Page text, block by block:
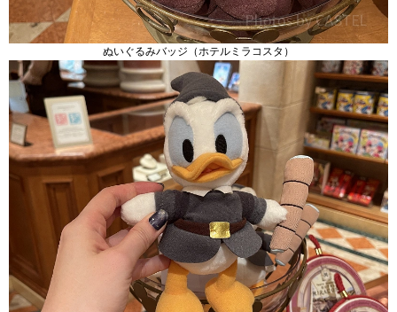
ぬいぐるみバッジ（ホテルミラコスタ）